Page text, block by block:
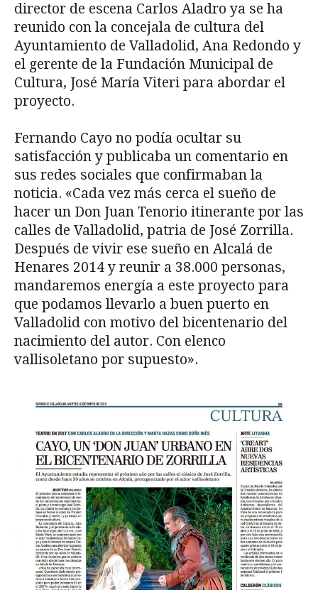
director de escena Carlos Aladro ya se ha
reunido con la concejala de cultura del
Ayuntamiento de Valladolid, Ana Redondo y
el gerente de la Fundación Municipal de
Cultura, José María Viteri para abordar el
proyecto.
Fernando Cayo no podía ocultar su
satisfacción y publicaba un comentario en
sus redes sociales que confirmaban la
noticia. «Cada vez más cerca el sueño de
hacer un Don Juan Tenorio itinerante por las
calles de Valladolid, patria de José Zorrilla.
Después de vivir ese sueño en Alcalá de
Henares 2014 y reunir a 38.000 personas,
mandaremos energía a este proyecto para
que podamos llevarlo a buen puerto en
Valladolid con motivo del bicentenario del
nacimiento del autor. Con elenco
vallisoletano por supuesto».